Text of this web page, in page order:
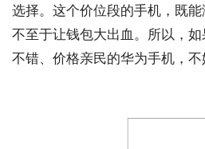
选择。这个价位段的手机，既
不至于让钱包大出血。所以，
不错、价格亲民的华为手机，不